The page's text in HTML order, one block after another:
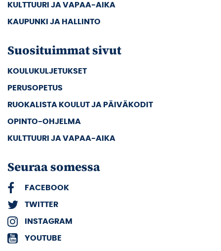
KULTTUURI JA VAPAA-AIKA
KAUPUNKI JA HALLINTO
Suosituimmat sivut
KOULUKULJETUKSET
PERUSOPETUS
RUOKALISTA KOULUT JA PÄIVÄKODIT
OPINTO-OHJELMA
KULTTUURI JA VAPAA-AIKA
Seuraa somessa
FACEBOOK
TWITTER
INSTAGRAM
YOUTUBE